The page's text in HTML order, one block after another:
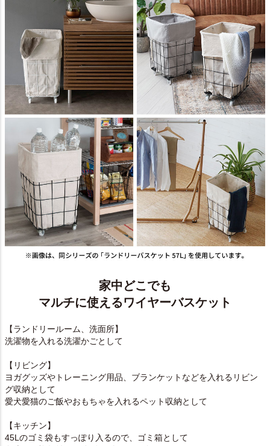
家中どこでも
マルチに使えるワイヤーバスケット
【ランドリールーム、洗面所】
洗濯物を入れる洗濯かごとして
【リビング】
ヨガグッズやトレーニング用品、ブランケットなどを入れるリビン
グ収納として
愛犬愛猫のご飯やおもちゃを入れるペット収納として
【キッチン】
45Lのゴミ袋もすっぽり入るので、ゴミ箱として